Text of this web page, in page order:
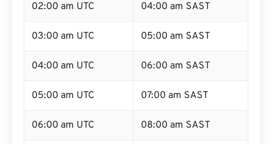
02:00 am UTC 04:00 am SAST
03:00 am UTC 05:00 am SAST
04:00 am UTC 06:00 am SAST
05:00 am UTC 07:00 am SAST
06:00 am UTC 08:00 am SAST